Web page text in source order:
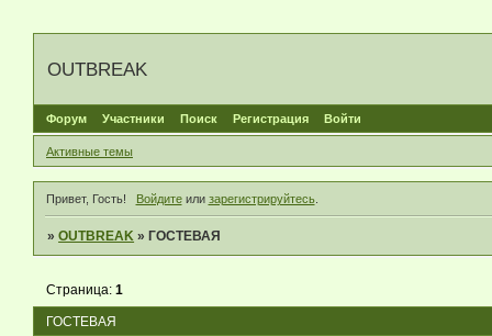
OUTBREAK
Форум Участники Поиск Регистрация Войти
Активные темы
Привет, Гость! Войдитеили зарегистрируйтесь.
»OUTBREAK » ГОСТЕВАЯ
ГОСТЕВАЯ
Страница:1